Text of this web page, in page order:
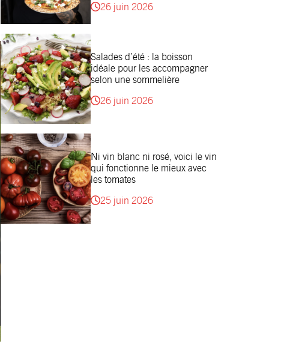
26 juin 2026
Salades d’été : la boisson
idéale pour les accompagner
selon une sommelière
26 juin 2026
Ni vin blanc ni rosé, voici le vin
qui fonctionne le mieux avec
les tomates
25 juin 2026